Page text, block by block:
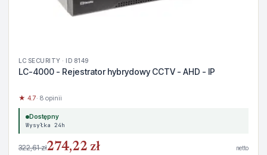
LC SECURITY · ID 8149
LC-4000 - Rejestrator hybrydowy CCTV - AHD - IP
★ 4.7· 8 opinii
Dostępny
Wysyłka 24h
322,61 zł274,22 zł netto